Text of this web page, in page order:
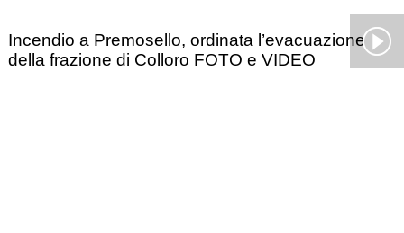
Incendio a Premosello, ordinata l’evacuazione
della frazione di Colloro FOTO e VIDEO